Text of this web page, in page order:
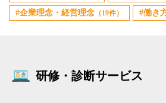
企業理念・経営理念 （19件） 働き
研修・診断サービス